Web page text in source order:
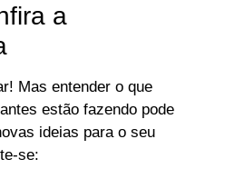
a
Mas entender o que
estão fazendo pode
ideias para o seu
se: